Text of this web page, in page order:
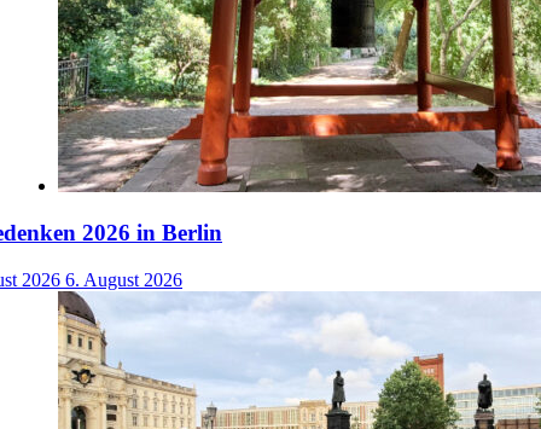
2026 in Berlin
2026 6. August 2026